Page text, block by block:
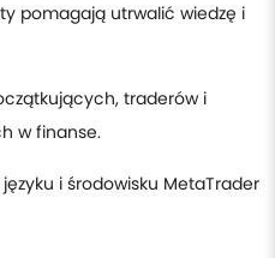
pomagają utrwalić wiedzę i
traderów i
w finanse.
i środowisku MetaTrader